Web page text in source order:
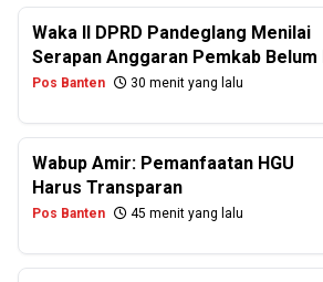
Waka II DPRD Pandeglang Menilai
Serapan Anggaran Pemkab Belum
Pos Banten 30 menit yang lalu
Wabup Amir: Pemanfaatan HGU
Harus Transparan
Pos Banten 45 menit yang lalu